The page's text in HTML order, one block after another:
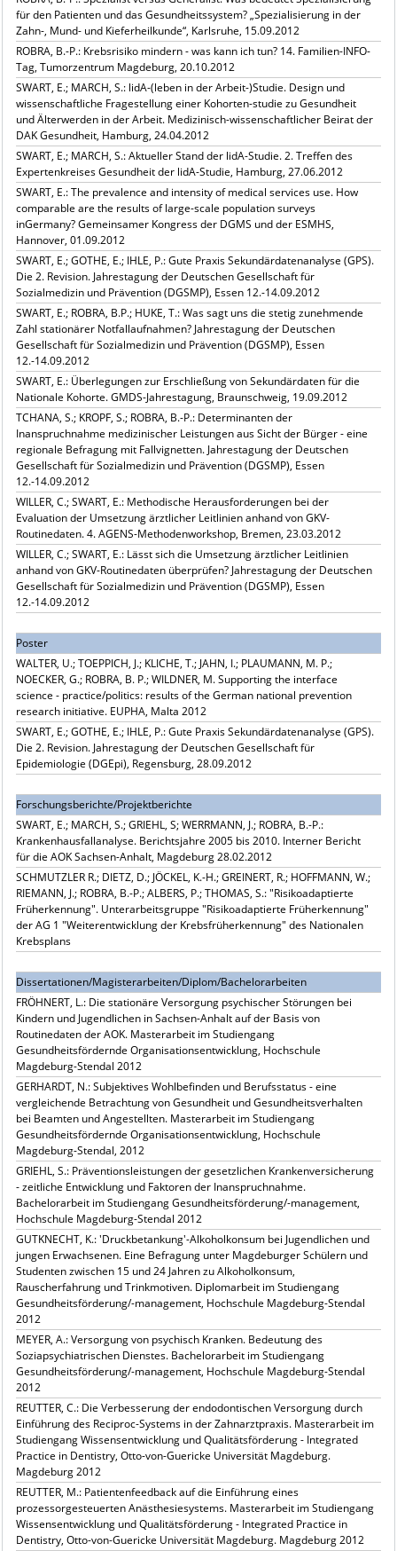
für den Patienten und das Gesundheitssystem? „Spezialisierung in der
Zahn-, Mund- und Kieferheilkunde“, Karlsruhe, 15.09.2012
ROBRA, B.-P.: Krebsrisiko mindern - was kann ich tun? 14. Familien-INFO-
Tag, Tumorzentrum Magdeburg, 20.10.2012
SWART, E.; MARCH, S.: lidA-(leben in der Arbeit-)Studie. Design und
wissenschaftliche Fragestellung einer Kohorten-studie zu Gesundheit
und Älterwerden in der Arbeit. Medizinisch-wissenschaftlicher Beirat der
DAK Gesundheit, Hamburg, 24.04.2012
SWART, E.; MARCH, S.: Aktueller Stand der lidA-Studie. 2. Treffen des
Expertenkreises Gesundheit der lidA-Studie, Hamburg, 27.06.2012
SWART, E.: The prevalence and intensity of medical services use. How
comparable are the results of large-scale population surveys
inGermany? Gemeinsamer Kongress der DGMS und der ESMHS,
Hannover, 01.09.2012
SWART, E.; GOTHE, E.; IHLE, P.: Gute Praxis Sekundärdatenanalyse (GPS).
Die 2. Revision. Jahrestagung der Deutschen Gesellschaft für
Sozialmedizin und Prävention (DGSMP), Essen 12.-14.09.2012
SWART, E.; ROBRA, B.P.; HUKE, T.: Was sagt uns die stetig zunehmende
Zahl stationärer Notfallaufnahmen? Jahrestagung der Deutschen
Gesellschaft für Sozialmedizin und Prävention (DGSMP), Essen
12.-14.09.2012
SWART, E.: Überlegungen zur Erschließung von Sekundärdaten für die
Nationale Kohorte. GMDS-Jahrestagung, Braunschweig, 19.09.2012
TCHANA, S.; KROPF, S.; ROBRA, B.-P.: Determinanten der
Inanspruchnahme medizinischer Leistungen aus Sicht der Bürger - eine
regionale Befragung mit Fallvignetten. Jahrestagung der Deutschen
Gesellschaft für Sozialmedizin und Prävention (DGSMP), Essen
12.-14.09.2012
WILLER, C.; SWART, E.: Methodische Herausforderungen bei der
Evaluation der Umsetzung ärztlicher Leitlinien anhand von GKV-
Routinedaten. 4. AGENS-Methodenworkshop, Bremen, 23.03.2012
WILLER, C.; SWART, E.: Lässt sich die Umsetzung ärztlicher Leitlinien
anhand von GKV-Routinedaten überprüfen? Jahrestagung der Deutschen
Gesellschaft für Sozialmedizin und Prävention (DGSMP), Essen
12.-14.09.2012
Poster
WALTER, U.; TOEPPICH, J.; KLICHE, T.; JAHN, I.; PLAUMANN, M. P.;
NOECKER, G.; ROBRA, B. P.; WILDNER, M. Supporting the interface
science - practice/politics: results of the German national prevention
research initiative. EUPHA, Malta 2012
SWART, E.; GOTHE, E.; IHLE, P.: Gute Praxis Sekundärdatenanalyse (GPS).
Die 2. Revision. Jahrestagung der Deutschen Gesellschaft für
Epidemiologie (DGEpi), Regensburg, 28.09.2012
Forschungsberichte/Projektberichte
SWART, E.; MARCH, S.; GRIEHL, S; WERRMANN, J.; ROBRA, B.-P.:
Krankenhausfallanalyse. Berichtsjahre 2005 bis 2010. Interner Bericht
für die AOK Sachsen-Anhalt, Magdeburg 28.02.2012
SCHMUTZLER R.; DIETZ, D.; JÖCKEL, K.-H.; GREINERT, R.; HOFFMANN, W.;
RIEMANN, J.; ROBRA, B.-P.; ALBERS, P.; THOMAS, S.: "Risikoadaptierte
Früherkennung". Unterarbeitsgruppe "Risikoadaptierte Früherkennung"
der AG 1 "Weiterentwicklung der Krebsfrüherkennung" des Nationalen
Krebsplans
Dissertationen/Magisterarbeiten/Diplom/Bachelorarbeiten
FRÖHNERT, L.: Die stationäre Versorgung psychischer Störungen bei
Kindern und Jugendlichen in Sachsen-Anhalt auf der Basis von
Routinedaten der AOK. Masterarbeit im Studiengang
Gesundheitsfördernde Organisationsentwicklung, Hochschule
Magdeburg-Stendal 2012
GERHARDT, N.: Subjektives Wohlbefinden und Berufsstatus - eine
vergleichende Betrachtung von Gesundheit und Gesundheitsverhalten
bei Beamten und Angestellten. Masterarbeit im Studiengang
Gesundheitsfördernde Organisationsentwicklung, Hochschule
Magdeburg-Stendal, 2012
GRIEHL, S.: Präventionsleistungen der gesetzlichen Krankenversicherung
- zeitliche Entwicklung und Faktoren der Inanspruchnahme.
Bachelorarbeit im Studiengang Gesundheitsförderung/-management,
Hochschule Magdeburg-Stendal 2012
GUTKNECHT, K.: 'Druckbetankung'-Alkoholkonsum bei Jugendlichen und
jungen Erwachsenen. Eine Befragung unter Magdeburger Schülern und
Studenten zwischen 15 und 24 Jahren zu Alkoholkonsum,
Rauscherfahrung und Trinkmotiven. Diplomarbeit im Studiengang
Gesundheitsförderung/-management, Hochschule Magdeburg-Stendal
2012
MEYER, A.: Versorgung von psychisch Kranken. Bedeutung des
Soziapsychiatrischen Dienstes. Bachelorarbeit im Studiengang
Gesundheitsförderung/-management, Hochschule Magdeburg-Stendal
2012
REUTTER, C.: Die Verbesserung der endodontischen Versorgung durch
Einführung des Reciproc-Systems in der Zahnarztpraxis. Masterarbeit im
Studiengang Wissensentwicklung und Qualitätsförderung - Integrated
Practice in Dentistry, Otto-von-Guericke Universität Magdeburg.
Magdeburg 2012
REUTTER, M.: Patientenfeedback auf die Einführung eines
prozessorgesteuerten Anästhesiesystems. Masterarbeit im Studiengang
Wissensentwicklung und Qualitätsförderung - Integrated Practice in
Dentistry, Otto-von-Guericke Universität Magdeburg. Magdeburg 2012